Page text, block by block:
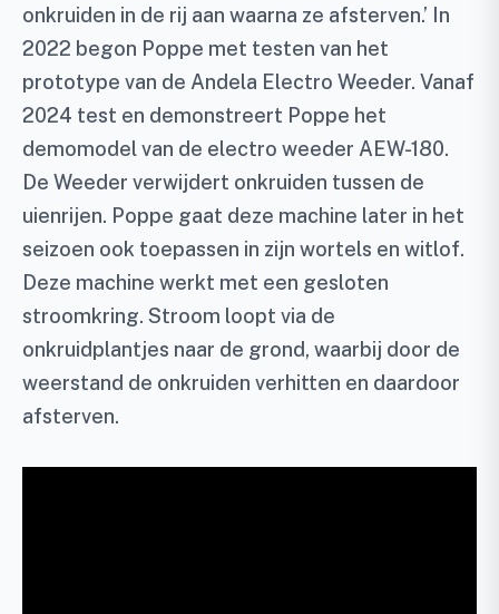
onkruiden in de rij aan waarna ze afsterven.’ In
2022 begon Poppe met testen van het
prototype van de Andela Electro Weeder. Vanaf
2024 test en demonstreert Poppe het
demomodel van de electro weeder AEW-180.
De Weeder verwijdert onkruiden tussen de
uienrijen. Poppe gaat deze machine later in het
seizoen ook toepassen in zijn wortels en witlof.
Deze machine werkt met een gesloten
stroomkring. Stroom loopt via de
onkruidplantjes naar de grond, waarbij door de
weerstand de onkruiden verhitten en daardoor
afsterven.